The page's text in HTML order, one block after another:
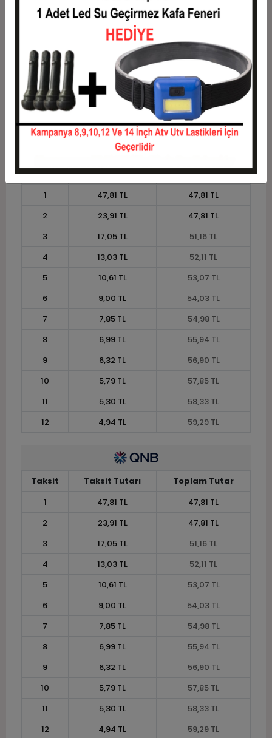
7
7,85 TL
54,98 TL
6,99 TL
9
6,32 TL
10
5,79 TL
11
5,30 TL
58,33 TL
12
59,29 TL
Taksit Taksit Tutarı
Toplam Tutar
1
47,81 TL
47,81 TL
2
23,91 TL
47,81 TL
3
17,05 TL
51,16 TL
4
13,03 TL
52,11 TL
5
10,61 TL
53,07 TL
6
9,00 TL
54,03 TL
7
7,85 TL
54,98 TL
8
6,99 TL
55,94 TL
9
6,32 TL
56,90 TL
10
5,79 TL
57,85 TL
11
5,30 TL
58,33 TL
12
4,94 TL 59,29 TL
Taksit Taksit Tutarı
Toplam Tutar
1
47,81 TL
47,81 TL
2
23,91 TL
47,81 TL
3
17,05 TL
51,16 TL
4
13,03 TL
52,11 TL
5
10,61 TL
53,07 TL
6
9,00 TL
54,03 TL
7
7,85 TL
54,98 TL
8
6,99 TL
55,94 TL
9
6,32 TL
56,90 TL
10
5,79 TL
57,85 TL
11
5,30 TL
58,33 TL
12
4,94 TL 59,29 TL